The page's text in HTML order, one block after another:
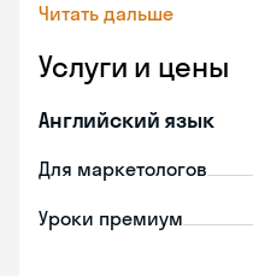
Читать дальше
Услуги и цены
Английский язык
Для маркетологов
Уроки премиум